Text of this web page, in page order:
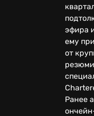
эфира
ему
от
Ранее